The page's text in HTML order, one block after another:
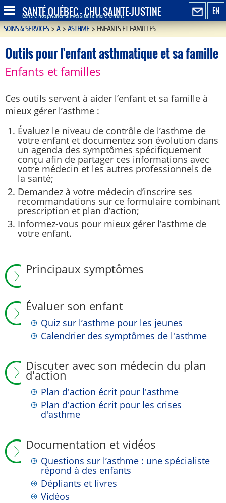
EN
SANTÉ QUÉBEC - CHU SAINTE-JUSTINE
Centre hospitalier universitaire mère-enfant
SOINS & SERVICES>A>ASTHME>ENFANTS ET FAMILLES
Outils pour l'enfant asthmatique et sa famille
Enfants et familles
Ces outils servent à aider l’enfant et sa famille à
mieux gérer l’asthme :
Évaluez le niveau de contrôle de l’asthme de
votre enfant et documentez son évolution dans
un agenda des symptômes spécifiquement
conçu afin de partager ces informations avec
votre médecin et les autres professionnels de
la santé;
Demandez à votre médecin d’inscrire ses
recommandations sur ce formulaire combinant
prescription et plan d’action;
Informez-vous pour mieux gérer l’asthme de
votre enfant.
Principaux symptômes
Évaluer son enfant
Quiz sur l’asthme pour les jeunes
Calendrier des symptômes de l'asthme
Discuter avec son médecin du plan
d'action
Plan d'action écrit pour l'asthme
Plan d'action écrit pour les crises
d'asthme
Documentation et vidéos
Questions sur l’asthme : une spécialiste
répond à des enfants
Dépliants et livres
Vidéos